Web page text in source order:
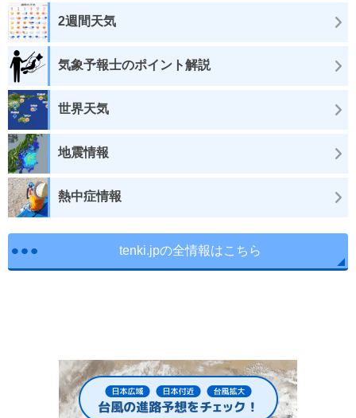
2週間天気
気象予報士のポイント解説
世界天気
地震情報
熱中症情報
tenki.jpの全情報はこちら